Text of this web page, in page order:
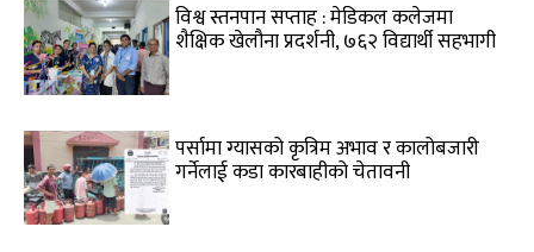
विश्व स्तनपान सप्ताह : मेडिकल कलेजमा
शैक्षिक खेलौना प्रदर्शनी, ७६२ विद्यार्थी सहभागी
पर्सामा ग्यासको कृत्रिम अभाव र कालोबजारी
गर्नेलाई कडा कारबाहीको चेतावनी